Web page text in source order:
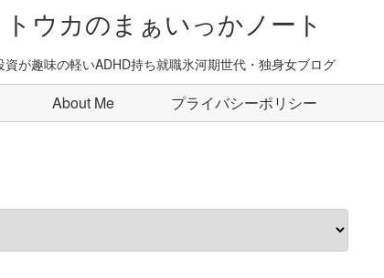
トウカのまぁいっかノート
資が趣味の軽いADHD持ち就職氷河期世代・独身女ブログ
About Me プライバシーポリシー